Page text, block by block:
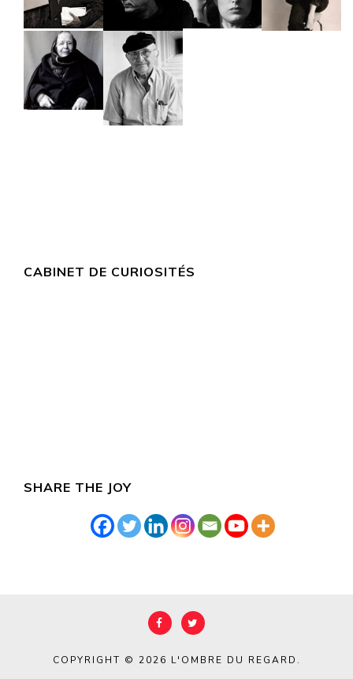
CABINET DE CURIOSITÉS
SHARE THE JOY
COPYRIGHT © 2026 L'OMBRE DU REGARD.